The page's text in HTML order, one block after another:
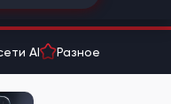
AI Разное